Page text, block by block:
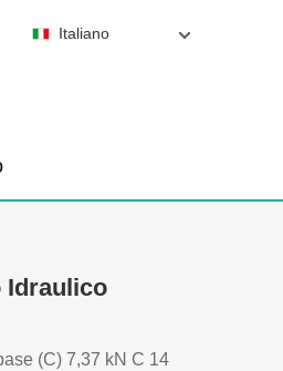
Italiano
Idraulico
(C) 7,37 kN C 14